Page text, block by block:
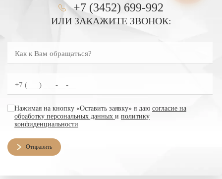
+7 (3452) 699-992
ИЛИ ЗАКАЖИТЕ ЗВОНОК:
согласие на обработку персональных данных
Нажимая на кнопку «Оставить заявку» я даю согласие на
обработку персональных данных и политику
конфиденциальности
Отправить